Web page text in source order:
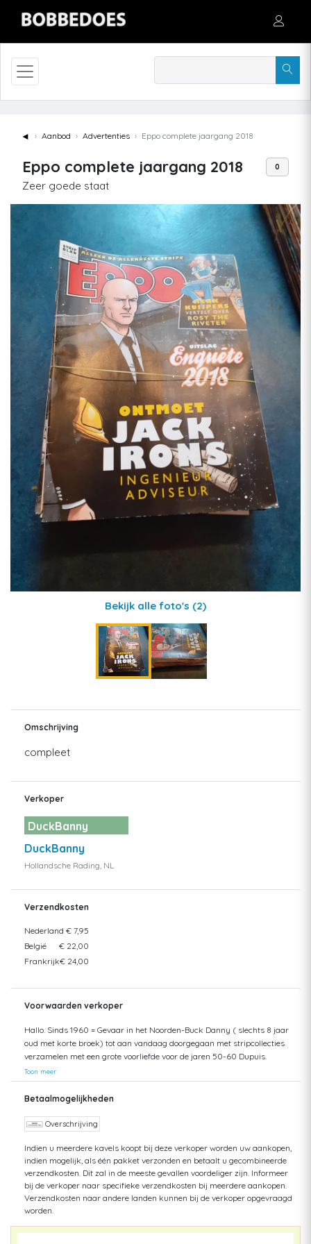
◄ Aanbod Advertenties Eppo complete jaargang 2018
Eppo complete jaargang 2018
Zeer goede staat
0
Bekijk alle foto's (2)
Omschrijving
compleet
Verkoper
DuckBanny
DuckBanny
Hollandsche Rading, NL
Verzendkosten
Nederland € 7,95
België
€ 22,00
Frankrijk€ 24,00
Voorwaarden verkoper
Hallo. Sinds 1960 = Gevaar in het Noorden-Buck Danny ( slechts 8 jaar
oud met korte broek) tot aan vandaag doorgegaan met stripcollecties
verzamelen met een grote voorliefde voor de jaren 50-60 Dupuis.
Helaas mijn zolder gaat bezwijken onder het gewicht. Dus opruimen.
Opsturen gaat met Post.nl =Track en Trace Nederland = tot aan 10 kg :
8,25 - tot aan 30 kg : 15- Post.nl België = tot aan 2 kg: 14,50 - tot aan 5
Dit geldt ook voor Frankrijk. Denk daarbij goed aan het verschil in
Toon meer
Betaalmogelijkheden
Overschrijving
Indien u meerdere kavels koopt bij deze verkoper worden uw aankopen,
indien mogelijk, als één pakket verzonden en betaalt u gecombineerde
verzendkosten. Dit zal in de meeste gevallen voordeliger zijn. Informeer
bij de verkoper naar specifieke verzendkosten bij meerdere aankopen.
Verzendkosten naar andere landen kunnen bij de verkoper opgevraagd
worden.